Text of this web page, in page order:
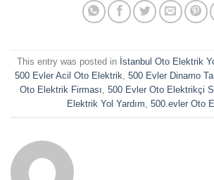
This entry was posted in İstanbul Oto Elektrik
500 Evler Acil Oto Elektrik 500 Evler Dinamo
Oto Elektrik Firması 500 Evler Oto Elektrikçi
Elektrik Yol Yardım 500.evler Oto